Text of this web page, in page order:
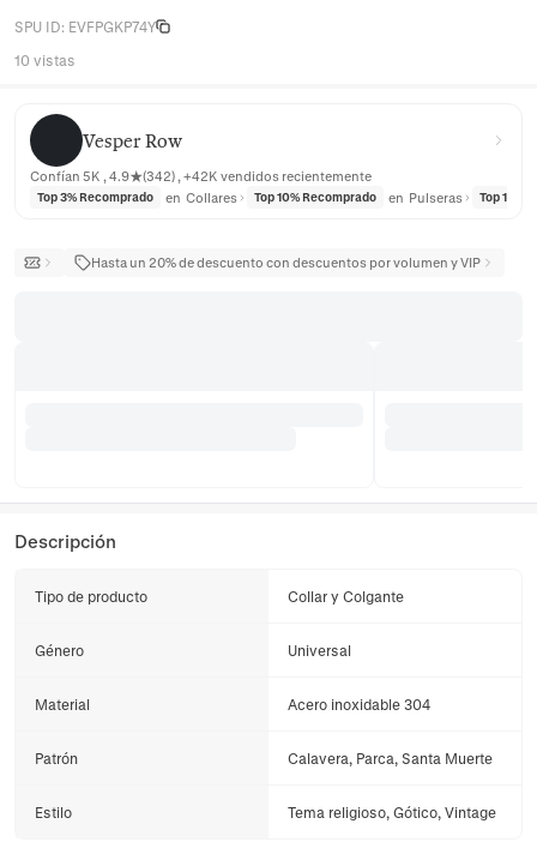
SPU ID: EVFPGKP74Y
10 vistas
Vesper Row
Vesper Row
Confían 5K , 4.9★(342) , +42K vendidos recientemente
Top 3% Recomprado en Collares Top 10% Recomprado en Pulseras Top 10%
Hasta un 20% de descuento con descuentos por volumen y VIP
Descripción
Tipo de producto Collar y Colgante
Género Universal
Material Acero inoxidable 304
Patrón Calavera, Parca, Santa Muerte
Estilo Tema religioso, Gótico, Vintage